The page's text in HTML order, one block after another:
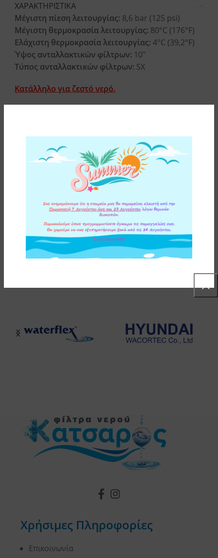
ΧΑΡΑΚΤΗΡΙΣΤΙΚΑ
Μέγιστη πίεση λειτουργίας: 8,6 bar (125 psi)
Μέγιστη θερμοκρασία λειτουργίας: 80°C (176°F)
Ελάχιστη θερμοκρασία λειτουργίας: 4°C (39,2°F)
Ύψος ανταλλακτικών φίλτρων: 10″
Τύπος ανταλλακτικών φίλτρων: SX
Κατάλληλο για ζεστό νερό.
ΕΠΙΠΛΕΟΝ ΠΛΗΡΟΦΟΡΙΕΣ
Χρήσιμες Πληροφορίες
Επικοινωνία